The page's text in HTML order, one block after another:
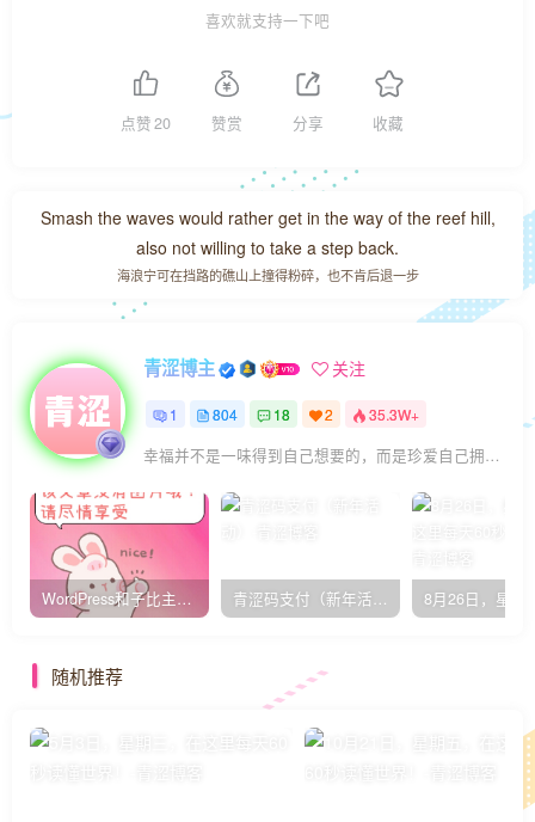
喜欢就支持一下吧
点赞20 赞赏 分享 收藏
Smash the waves would rather get in the way of the reef hill,
also not willing to take a step back.
海浪宁可在挡路的礁山上撞得粉碎，也不肯后退一步
青涩博主 关注
1 804 18 2 35.3W+
幸福并不是一味得到自己想要的，而是珍爱自己拥有的
WordPress和子比主题模板&网站美化方法教程-已更新到:23-01-8 青涩码支付（新年活动）
随机推荐